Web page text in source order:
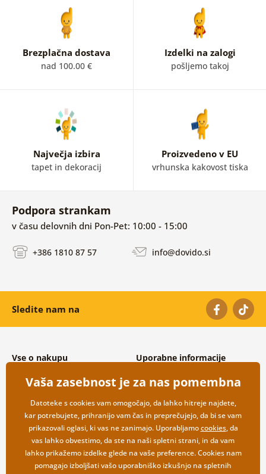
Brezplačna dostava
nad 100.00 €
Izdelki na zalogi
pošljemo takoj
Največja izbira
tapet in dekoracij
Proizvedeno v EU
vrhunska kakovost tiska
Podpora strankam
v času delovnih dni Pon-Pet: 10:00 - 15:00
+386 1810 87 57 info@dovido.si
Sledite nam na
Vse o nakupu
Splošni in reklamacijski pogoji
Varovanje osebnih podatkov
Možnosti dostave in plačila
Vračilo blaga
Uporabne informacije
Pogosto zastavljena vprašanja
Kontakti
Veleprodaja
Vaša zasebnost je za nas pomembna
Datoteke s cookies vam omogočajo, da lahko hitreje najdete,
kar potrebujete, prihranijo vam čas in preprečujejo, da bi se vam
prikazovali oglasi, ki vas ne zanimajo. Uporabljamocookies, da
vas lahko obvestimo, da ste na naši spletni strani, in da vam
lahko prikažemo izdelke glede na vaše preference. Cookies nam
pomagajo izboljšati vašo uporabniško izkušnjo na spletnih